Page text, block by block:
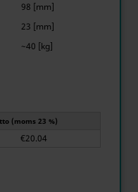
98 [mm]
23 [mm]
~40 [kg]
(moms 23 %)
€20.04